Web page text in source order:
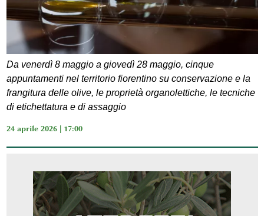
Da venerdì 8 maggio a giovedì 28 maggio, cinque
appuntamenti nel territorio fiorentino su conservazione e la
frangitura delle olive, le proprietà organolettiche, le tecniche
di etichettatura e di assaggio
24 aprile 2026 | 17:00